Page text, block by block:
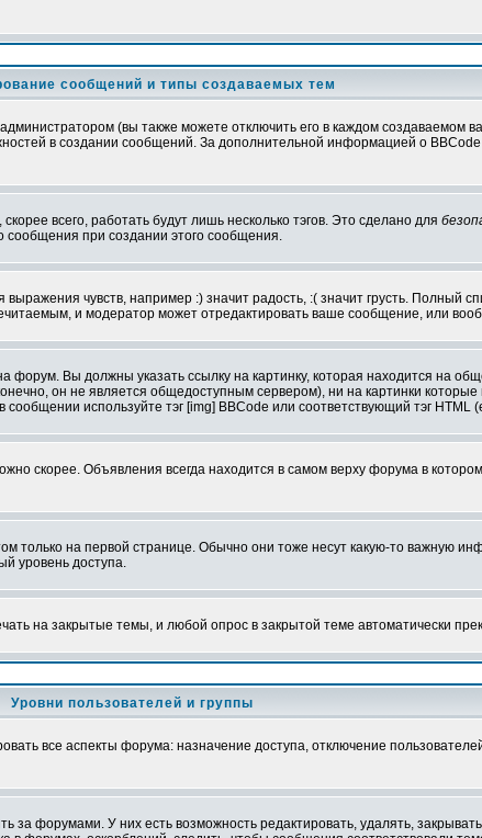
сообщений и типы создаваемых тем
(вы также можете отключить его в каждом создаваемом
в создании сообщений. За дополнительной информацией о
всего, работать будут лишь несколько тэгов. Это сделано для
сообщения при создании этого сообщения.
чувств, например :) значит радость, :( значит грусть. Полный
и модератор может отредактировать ваше сообщение, или
форум. Вы должны указать ссылку на картинку, которая находится на
он не является общедоступным сервером), ни на картинки
используйте тэг [img] BBCode или соответствующий тэг HTML
скорее. Объявления всегда находится в самом верху форума в
на первой странице. Обычно они тоже несут какую-то важную
уровень доступа.
на закрытые темы, и любой опрос в закрытой теме автоматически
Уровни пользователей и группы
все аспекты форума: назначение доступа, отключение
форумами. У них есть возможность редактировать, удалять,